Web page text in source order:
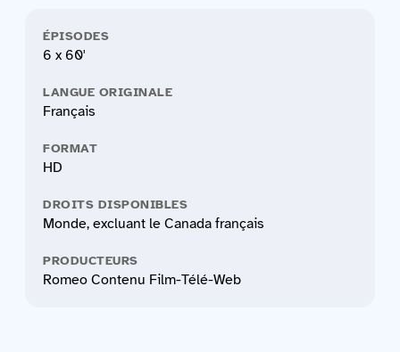
ÉPISODES
6 x 60'
LANGUE ORIGINALE
Français
FORMAT
HD
DROITS DISPONIBLES
Monde, excluant le Canada français
PRODUCTEURS
Romeo Contenu Film-Télé-Web